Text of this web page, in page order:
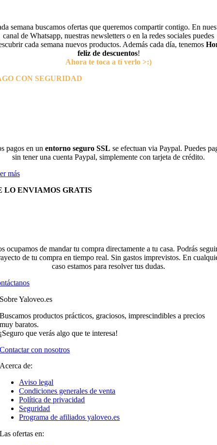
semana buscamos ofertas que queremos compartir contigo. En
canal de Whatsapp, nuestras newsletters o en la redes sociales puedes
cada semana nuevos productos. Además cada día, tenemos
feliz de descuentos!
Ahora te toca a tí verlo >:)
CON SEGURIDAD
pagos en un entorno seguro SSL se efectuan via Paypal. Puedes
sin tener una cuenta Paypal, simplemente con tarjeta de crédito.
más
LO ENVIAMOS GRATIS
ocupamos de mandar tu compra directamente a tu casa. Podrás
de tu compra en tiempo real. Sin gastos imprevistos. En
caso estamos para resolver tus dudas.
Sobre Yaloveo.es
Buscamos productos prácticos, graciosos, imprescindibles a precios
muy baratos.
¡Seguro que verás algo que te interesa!
Contactar con nosotros
Acerca de:
Aviso legal
Condiciones generales de venta
Política de privacidad
Seguridad
Programa de afiliados yaloveo.es
Las ofertas en: